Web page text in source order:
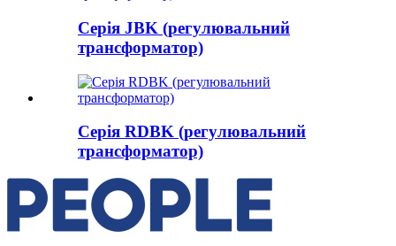
Серія JBK (регулювальний
трансформатор)
Серія RDBK (регулювальний
трансформатор)